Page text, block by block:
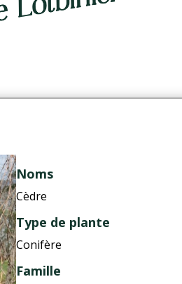
Noms
Cèdre
Type de plante
Conifère
Famille